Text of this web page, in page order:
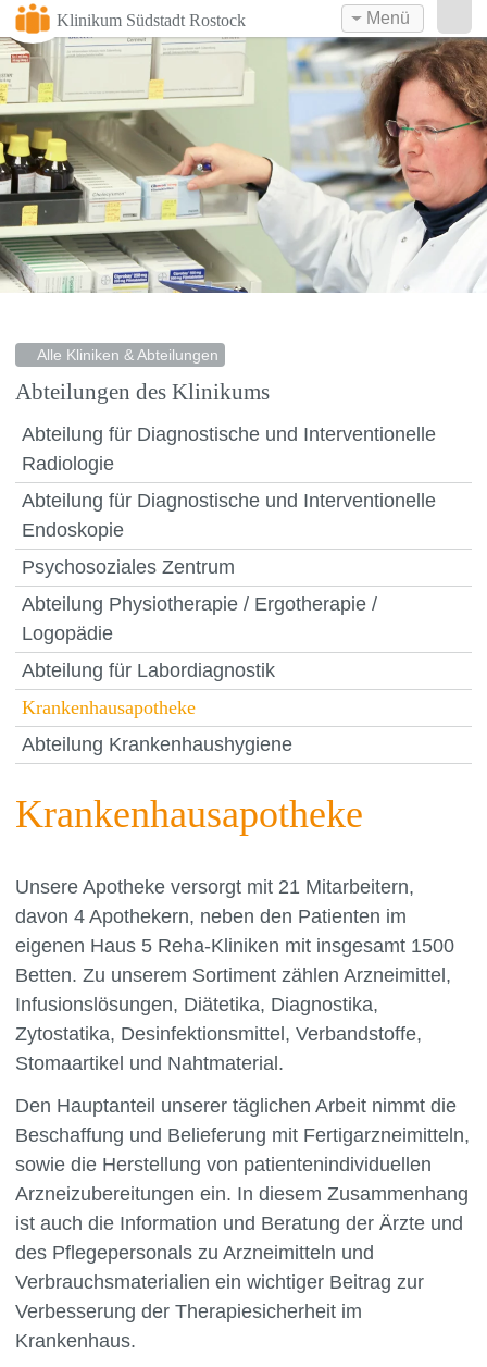
Klinikum Südstadt Rostock Menü
Alle Kliniken & Abteilungen
Abteilungen des Klinikums
Abteilung für Diagnostische und Interventionelle
Radiologie
Abteilung für Diagnostische und Interventionelle
Endoskopie
Psychosoziales Zentrum
Abteilung Physiotherapie / Ergotherapie /
Logopädie
Abteilung für Labordiagnostik
Krankenhausapotheke
Abteilung Krankenhaushygiene
Krankenhausapotheke
Unsere Apotheke versorgt mit 21 Mitarbeitern,
davon 4 Apothekern, neben den Patienten im
eigenen Haus 5 Reha-Kliniken mit insgesamt 1500
Betten. Zu unserem Sortiment zählen Arzneimittel,
Infusionslösungen, Diätetika, Diagnostika,
Zytostatika, Desinfektionsmittel, Verbandstoffe,
Stomaartikel und Nahtmaterial.
Den Hauptanteil unserer täglichen Arbeit nimmt die
Beschaffung und Belieferung mit Fertigarzneimitteln,
sowie die Herstellung von patientenindividuellen
Arzneizubereitungen ein. In diesem Zusammenhang
ist auch die Information und Beratung der Ärzte und
des Pflegepersonals zu Arzneimitteln und
Verbrauchsmaterialien ein wichtiger Beitrag zur
Verbesserung der Therapiesicherheit im
Krankenhaus.